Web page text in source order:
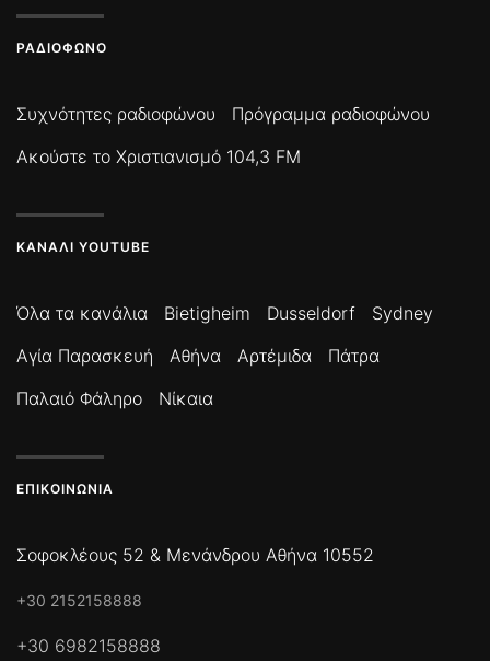
ΡΑΔΙΌΦΩΝΟ
Συχνότητες ραδιοφώνου
Πρόγραμμα ραδιοφώνου
Ακούστε το Χριστιανισμό 104,3 FM
ΚΑΝΆΛΙ YOUTUBE
Όλα τα κανάλια Bietigheim Dusseldorf
Sydney
Αγία Παρασκευή
Αθήνα Αρτέμιδα
Πάτρα
Παλαιό Φάληρο
Νίκαια
ΕΠΙΚΟΙΝΩΝΊΑ
Σοφοκλέους 52 & Μενάνδρου Αθήνα 10552
+30 2152158888
+30 6982158888